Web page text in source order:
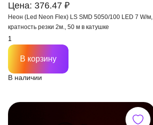
Цена: 376.47 ₽
Неон (Led Neon Flex) LS SMD 5050/100 LED 7 W/м,
кратность резки 2м., 50 м в катушке
В наличии
В корзину